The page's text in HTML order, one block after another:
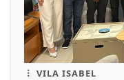
VILA ISABEL